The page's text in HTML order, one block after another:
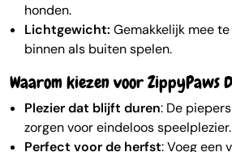
honden.
Lichtgewicht: Gemakkelijk mee
binnen als buiten spelen.
Waarom kiezen voor ZippyPaws
Plezier dat blijft duren: De
zorgen voor eindeloos speelplezier.
Perfect voor de herfst: Voeg een